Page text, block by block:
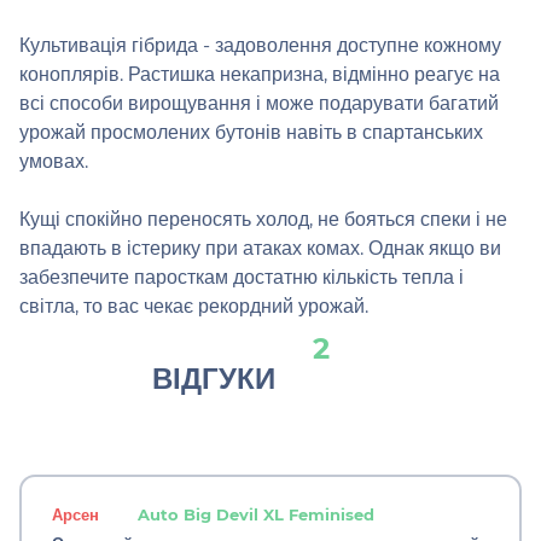
Культивація гібрида - задоволення доступне кожному
коноплярів. Растишка некапризна, відмінно реагує на
всі способи вирощування і може подарувати багатий
урожай просмолених бутонів навіть в спартанських
умовах.
Кущі спокійно переносять холод, не бояться спеки і не
впадають в істерику при атаках комах. Однак якщо ви
забезпечите паросткам достатню кількість тепла і
світла, то вас чекає рекордний урожай.
ВІДГУКИ
2
Арсен
Auto Big Devil XL Feminised